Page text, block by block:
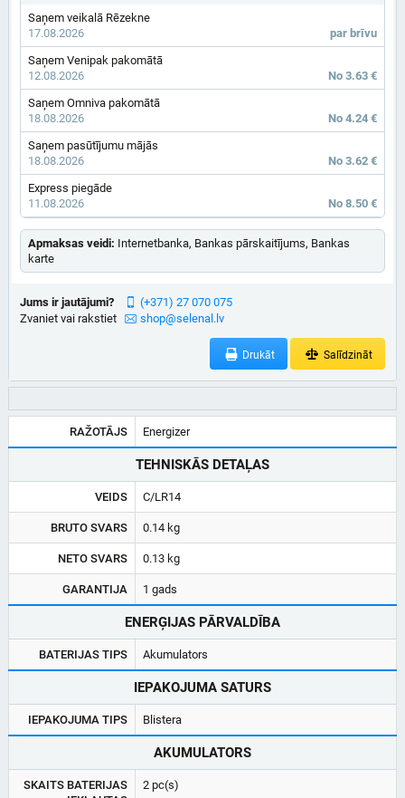
Saņem veikalā Rēzekne
17.08.2026
par brīvu
Saņem Venipak pakomātā
12.08.2026
No 3.63 €
Saņem Omniva pakomātā
18.08.2026
No 4.24 €
Saņem pasūtījumu mājās
18.08.2026
No 3.62 €
Express piegāde
11.08.2026
No 8.50 €
Apmaksas veidi: Internetbanka, Bankas pārskaitījums, Bankas
karte
Jums ir jautājumi?
Zvaniet vai rakstiet
(+371) 27 070 075
shop@selenal.lv
Drukāt Salīdzināt
RAŽOTĀJS Energizer
TEHNISKĀS DETAĻAS
VEIDS C/LR14
BRUTO SVARS 0.14 kg
NETO SVARS 0.13 kg
GARANTIJA 1 gads
ENERĢIJAS PĀRVALDĪBA
BATERIJAS TIPS Akumulators
IEPAKOJUMA SATURS
IEPAKOJUMA TIPS Blistera
AKUMULATORS
SKAITS BATERIJAS
2 pc(s)